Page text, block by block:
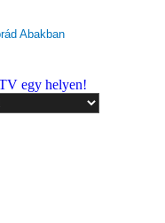
Abakban